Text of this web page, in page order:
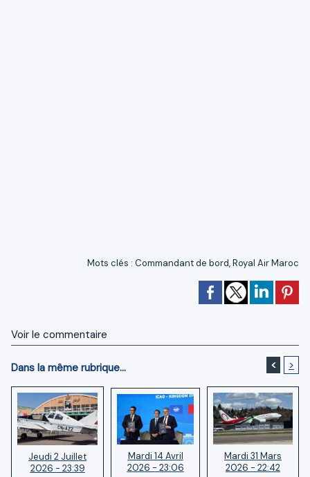
Mots clés : Commandant de bord,Royal Air Maroc
Voir le commentaire
Dans la même rubrique... < >
Jeudi 2 Juillet
2026 - 23:39
Mardi 14 Avril
2026 - 23:06
Mardi 31 Mars
2026 - 22:42